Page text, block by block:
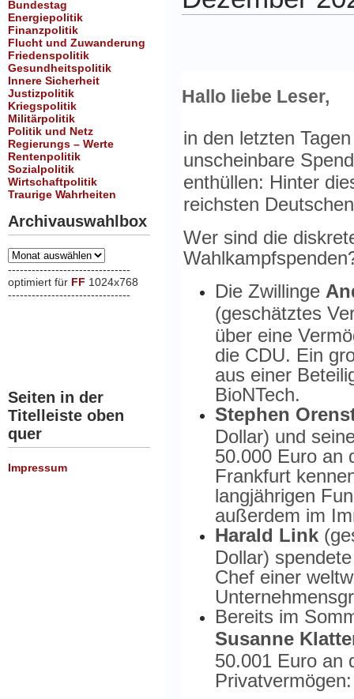
Bundestag
Energiepolitik
Finanzpolitik
Flucht und Zuwanderung
Friedenspolitik
Gesundheitspolitik
Innere Sicherheit
Justizpolitik
Kriegspolitik
Militärpolitik
Politik und Netz
Regierungs – Werte
Rentenpolitik
Sozialpolitik
Wirtschaftpolitik
Traurige Wahrheiten
Archivauswahlbox
Archivauswahlbox
-------------------------------
optimiert für FF 1024x768
-------------------------------
Seiten in der
Titelleiste oben
quer
Impressum
Hallo liebe Leser,
in den letzten
unscheinbare
enthüllen: Hinter
reichsten
Wer sind die
Die Zwillinge
(geschätztes
über eine
die CDU. Ein
aus einer
BioNTech.
Stephen
Dollar) und
50.000 Euro an
Frankfurt
langjährigen
außerdem im
Harald Link
Dollar)
Chef einer
Bereits im
Susanne
50.001 Euro an